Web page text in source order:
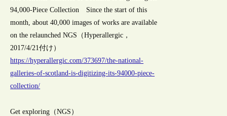
94,000-Piece Collection Since the start of this
month, about 40,000 images of works are available
on the relaunched NGS（Hyperallergic，
2017/4/21付け）
https://hyperallergic.com/373697/the-national-
galleries-of-scotland-is-digitizing-its-94000-piece-
collection/
Get exploring（NGS）